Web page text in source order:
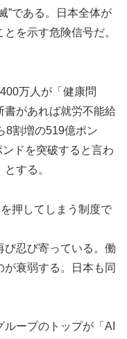
である。日本全体が
を示す危険信号だ。
万人が「健康問
書があれば就労不能給
8割増の519億ポン
ドを突破すると言わ
する。
押してしまう制度で
忍び寄っている。働
が衰弱する。日本も同
ープのトップが「AI